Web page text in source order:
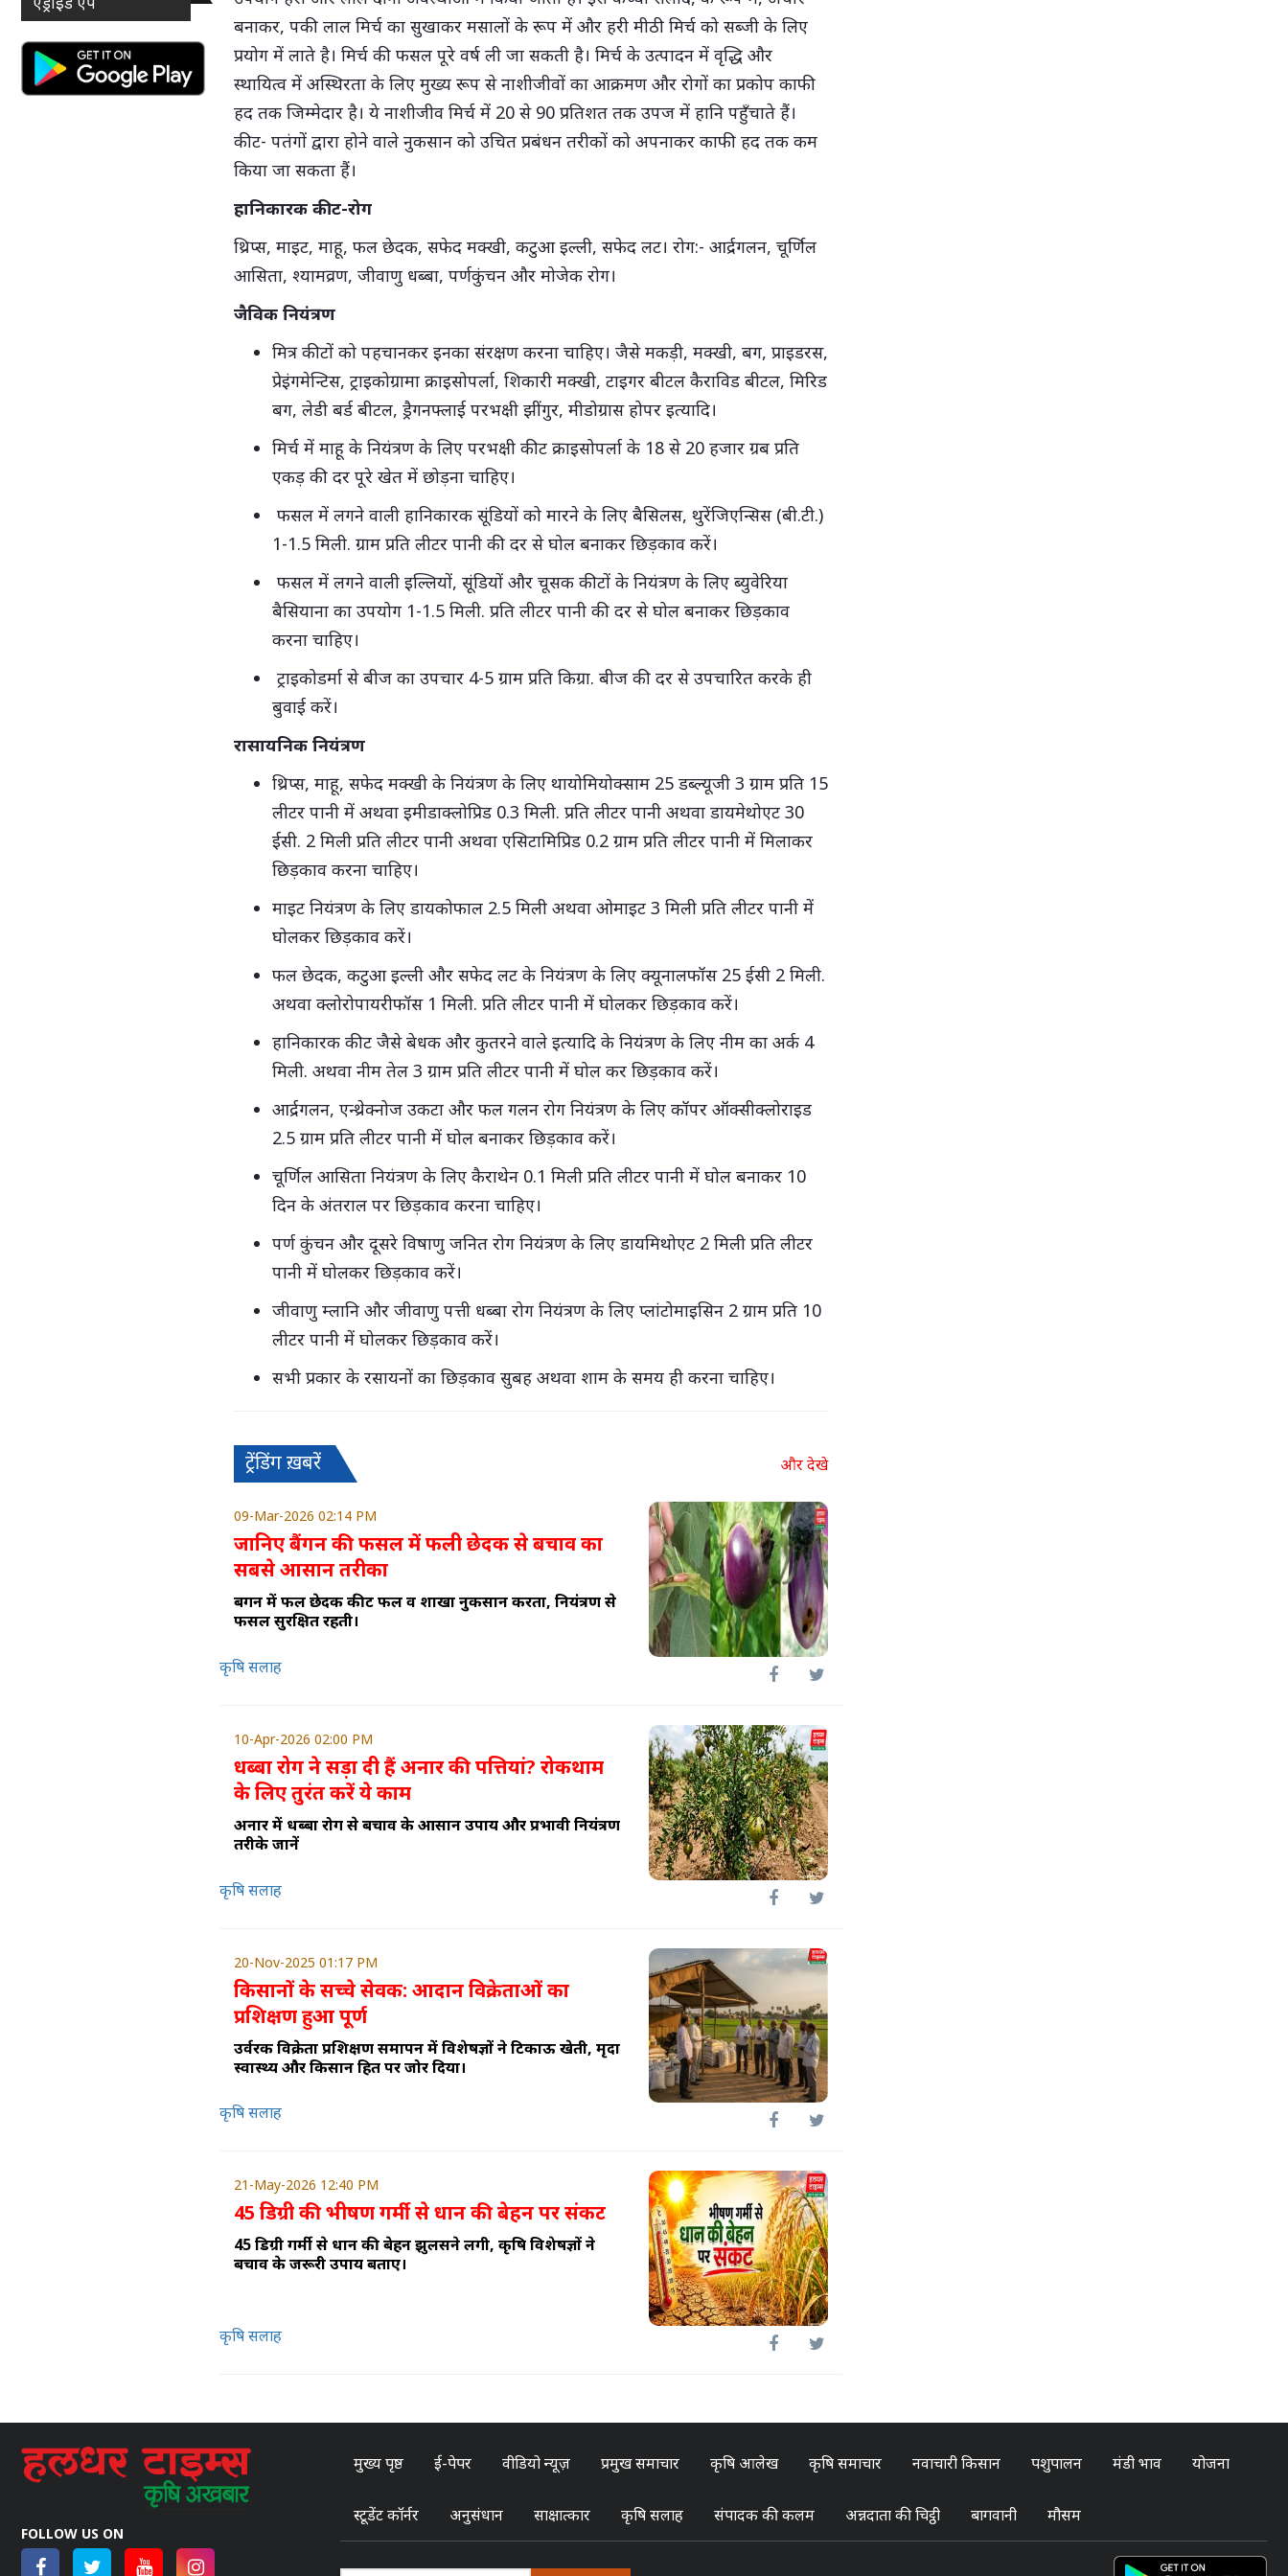
बनाकर, पकी लाल मिर्च का सुखाकर मसालों के रूप में और हरी मीठी मिर्च को सब्जी के लिए
प्रयोग में लाते है। मिर्च की फसल पूरे वर्ष ली जा सकती है। मिर्च के उत्पादन में वृद्धि और
स्थायित्व में अस्थिरता के लिए मुख्य रूप से नाशीजीवों का आक्रमण और रोगों का प्रकोप काफी
हद तक जिम्मेदार है। ये नाशीजीव मिर्च में 20 से 90 प्रतिशत तक उपज में हानि पहुँचाते हैं।
कीट- पतंगों द्वारा होने वाले नुकसान को उचित प्रबंधन तरीकों को अपनाकर काफी हद तक कम
किया जा सकता हैं।
हानिकारक कीट-रोग
थ्रिप्स, माइट, माहू, फल छेदक, सफेद मक्खी, कटुआ इल्ली, सफेद लट। रोग:- आर्द्रगलन, चूर्णिल
आसिता, श्यामव्रण, जीवाणु धब्बा, पर्णकुंचन और मोजेक रोग।
जैविक नियंत्रण
मित्र कीटों को पहचानकर इनका संरक्षण करना चाहिए। जैसे मकड़ी, मक्खी, बग, प्राइडरस,
प्रेइंगमेन्टिस, ट्राइकोग्रामा क्राइसोपर्ला, शिकारी मक्खी, टाइगर बीटल कैराविड बीटल, मिरिड
बग, लेडी बर्ड बीटल, ड्रैगनफ्लाई परभक्षी झींगुर, मीडोग्रास होपर इत्यादि।
मिर्च में माहू के नियंत्रण के लिए परभक्षी कीट क्राइसोपर्ला के 18 से 20 हजार ग्रब प्रति
एकड़ की दर पूरे खेत में छोड़ना चाहिए।
फसल में लगने वाली हानिकारक सूंडियों को मारने के लिए बैसिलस, थुरेंजिएन्सिस (बी.टी.)
1-1.5 मिली. ग्राम प्रति लीटर पानी की दर से घोल बनाकर छिड़काव करें।
फसल में लगने वाली इल्लियों, सूंडियों और चूसक कीटों के नियंत्रण के लिए ब्युवेरिया
बैसियाना का उपयोग 1-1.5 मिली. प्रति लीटर पानी की दर से घोल बनाकर छिड़काव
करना चाहिए।
ट्राइकोडर्मा से बीज का उपचार 4-5 ग्राम प्रति किग्रा. बीज की दर से उपचारित करके ही
बुवाई करें।
रासायनिक नियंत्रण
थ्रिप्स, माहू, सफेद मक्खी के नियंत्रण के लिए थायोमियोक्साम 25 डब्ल्यूजी 3 ग्राम प्रति 15
लीटर पानी में अथवा इमीडाक्लोप्रिड 0.3 मिली. प्रति लीटर पानी अथवा डायमेथोएट 30
ईसी. 2 मिली प्रति लीटर पानी अथवा एसिटामिप्रिड 0.2 ग्राम प्रति लीटर पानी में मिलाकर
छिड़काव करना चाहिए।
माइट नियंत्रण के लिए डायकोफाल 2.5 मिली अथवा ओमाइट 3 मिली प्रति लीटर पानी में
घोलकर छिड़काव करें।
फल छेदक, कटुआ इल्ली और सफेद लट के नियंत्रण के लिए क्यूनालफॉस 25 ईसी 2 मिली.
अथवा क्लोरोपायरीफॉस 1 मिली. प्रति लीटर पानी में घोलकर छिड़काव करें।
हानिकारक कीट जैसे बेधक और कुतरने वाले इत्यादि के नियंत्रण के लिए नीम का अर्क 4
मिली. अथवा नीम तेल 3 ग्राम प्रति लीटर पानी में घोल कर छिड़काव करें।
आर्द्रगलन, एन्थ्रेक्नोज उकटा और फल गलन रोग नियंत्रण के लिए कॉपर ऑक्सीक्लोराइड
2.5 ग्राम प्रति लीटर पानी में घोल बनाकर छिड़काव करें।
चूर्णिल आसिता नियंत्रण के लिए कैराथेन 0.1 मिली प्रति लीटर पानी में घोल बनाकर 10
दिन के अंतराल पर छिड़काव करना चाहिए।
पर्ण कुंचन और दूसरे विषाणु जनित रोग नियंत्रण के लिए डायमिथोएट 2 मिली प्रति लीटर
पानी में घोलकर छिड़काव करें।
जीवाणु म्लानि और जीवाणु पत्ती धब्बा रोग नियंत्रण के लिए प्लांटोमाइसिन 2 ग्राम प्रति 10
लीटर पानी में घोलकर छिड़काव करें।
सभी प्रकार के रसायनों का छिड़काव सुबह अथवा शाम के समय ही करना चाहिए।
ट्रेंडिंग ख़बरें और देखे
09-Mar-2026 02:14 PM
जानिए बैंगन की फसल में फली छेदक से बचाव का
सबसे आसान तरीका
बैंगन में फल छेदक कीट फल व शाखा नुकसान करता, नियंत्रण से
फसल सुरक्षित रहती।
कृषि सलाह
10-Apr-2026 02:00 PM
धब्बा रोग ने सड़ा दी हैं अनार की पत्तियां? रोकथाम
के लिए तुरंत करें ये काम
अनार में धब्बा रोग से बचाव के आसान उपाय और प्रभावी नियंत्रण
तरीके जानें
कृषि सलाह
20-Nov-2025 01:17 PM
किसानों के सच्चे सेवक: आदान विक्रेताओं का
प्रशिक्षण हुआ पूर्ण
उर्वरक विक्रेता प्रशिक्षण समापन में विशेषज्ञों ने टिकाऊ खेती, मृदा
स्वास्थ्य और किसान हित पर जोर दिया।
कृषि सलाह
21-May-2026 12:40 PM
45 डिग्री की भीषण गर्मी से धान की बेहन पर संकट
45 डिग्री गर्मी से धान की बेहन झुलसने लगी, कृषि विशेषज्ञों ने
बचाव के जरूरी उपाय बताए।
कृषि सलाह
FOLLOW US ON
मुख्य पृष्ठ ई-पेपर वीडियो न्यूज़ प्रमुख समाचार कृषि आलेख कृषि समाचार नवाचारी किसान पशुपालन मंडी भाव योजना
स्टूडेंट कॉर्नर अनुसंधान साक्षात्कार कृषि सलाह संपादक की कलम अन्नदाता की चिट्ठी बागवानी मौसम